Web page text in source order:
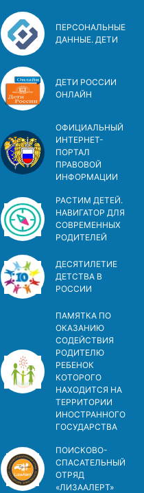
ПЕРСОНАЛЬНЫЕ
ДАННЫЕ. ДЕТИ
ДЕТИ РОССИИ
ОНЛАЙН
ОФИЦИАЛЬНЫЙ
ИНТЕРНЕТ-
ПОРТАЛ
ПРАВОВОЙ
ИНФОРМАЦИИ
РАСТИМ ДЕТЕЙ.
НАВИГАТОР ДЛЯ
СОВРЕМЕННЫХ
РОДИТЕЛЕЙ
ДЕСЯТИЛЕТИЕ
ДЕТСТВА В
РОСCИИ
ПАМЯТКА ПО
ОКАЗАНИЮ
СОДЕЙСТВИЯ
РОДИТЕЛЮ
РЕБЕНОК
КОТОРОГО
НАХОДИТСЯ НА
ТЕРРИТОРИИ
ИНОСТРАННОГО
ГОСУДАРСТВА
ПОИСКОВО-
СПАСАТЕЛЬНЫЙ
ОТРЯД
«ЛИЗААЛЕРТ»